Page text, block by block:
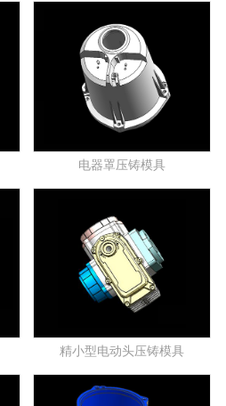
电器罩压铸模具
精小型电动头压铸模具